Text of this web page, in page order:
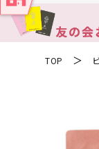
TOP ＞